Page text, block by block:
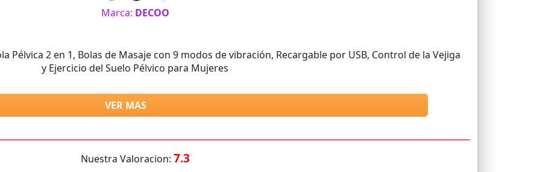
Marca: DECOO
Pélvica 2 en 1, Bolas de Masaje con 9 modos de vibración, Recargable por USB, Control de la Vejiga
y Ejercicio del Suelo Pélvico para Mujeres
VER MAS
Nuestra Valoracion: 7.3